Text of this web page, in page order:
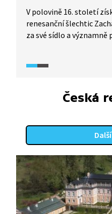
V polovině 16. století
renesanční šlechtic
za své sídlo a
na Telči stala další
Renesanční Telč, která
vyrostla do své dodnes
Česká